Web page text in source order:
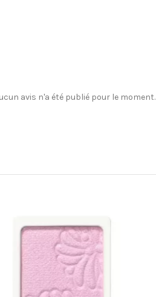
avis n'a été publié pour le moment.